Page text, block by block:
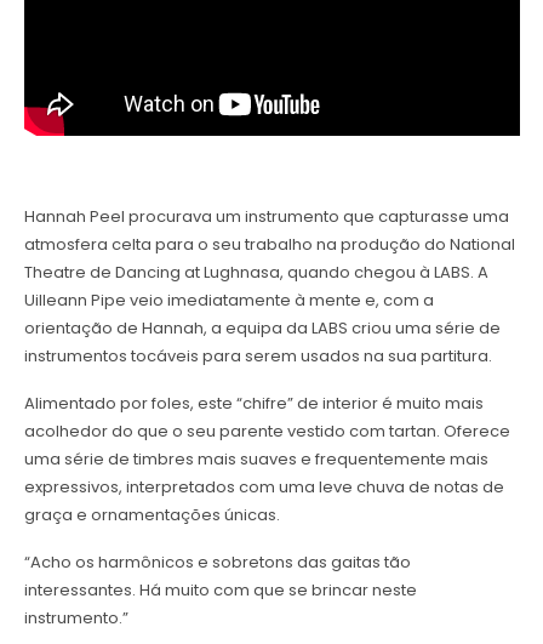
Hannah Peel procurava um instrumento que capturasse uma
atmosfera celta para o seu trabalho na produção do National
Theatre de Dancing at Lughnasa, quando chegou à LABS. A
Uilleann Pipe veio imediatamente à mente e, com a
orientação de Hannah, a equipa da LABS criou uma série de
instrumentos tocáveis para serem usados na sua partitura.
Alimentado por foles, este “chifre” de interior é muito mais
acolhedor do que o seu parente vestido com tartan. Oferece
uma série de timbres mais suaves e frequentemente mais
expressivos, interpretados com uma leve chuva de notas de
graça e ornamentações únicas.
“Acho os harmônicos e sobretons das gaitas tão
interessantes. Há muito com que se brincar neste
instrumento.”